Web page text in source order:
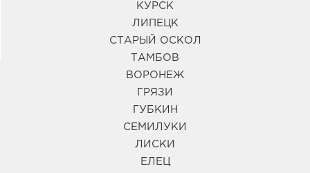
КУРСК
ЛИПЕЦК
СТАРЫЙ ОСКОЛ
ТАМБОВ
ВОРОНЕЖ
ГРЯЗИ
ГУБКИН
СЕМИЛУКИ
ЛИСКИ
ЕЛЕЦ